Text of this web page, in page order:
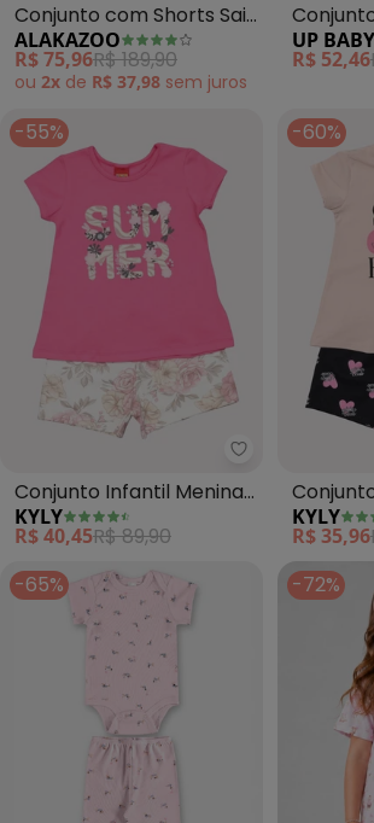
Conjunto com Shorts Saia
e Blusa Estampada
(Rosa)
ALAKAZOO
R$ 75,96R$ 189,90
ou 2x de R$ 37,98 sem juros
em
UP BABY
R$ 52,46
-55%
Kyly -
Conjunto Infantil Menina
Lettering (Rosa)
KYLY
R$ 40,45R$ 89,90
-60%
Smile
KYLY
R$ 35,96
-65%
-72%